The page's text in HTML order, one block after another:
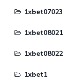
1xbet07023
1xbet08021
1xbet08022
1xbet1